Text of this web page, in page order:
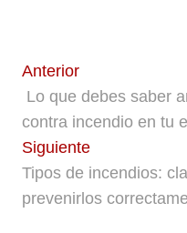
Anterior
Lo que debes saber
contra incendio en tu
Siguiente
Tipos de incendios:
prevenirlos